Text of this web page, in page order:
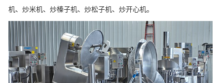
机、炒米机、炒榛子机、炒松子机、炒开心机。